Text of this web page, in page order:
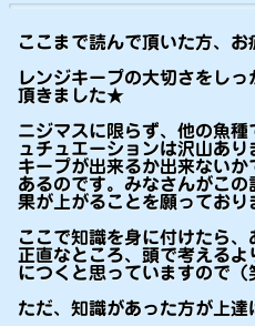
ここまで読んで頂いた方、
レンジキープの大切さをし
頂きました★
ニジマスに限らず、他の魚
ュチュエーションは沢山あ
キープが出来るか出来ない
あるのです。みなさんがこ
果が上がることを願ってお
ここで知識を身に付けたら、
正直なところ、頭で考える
につくと思っていますので（
ただ、知識があった方が上達